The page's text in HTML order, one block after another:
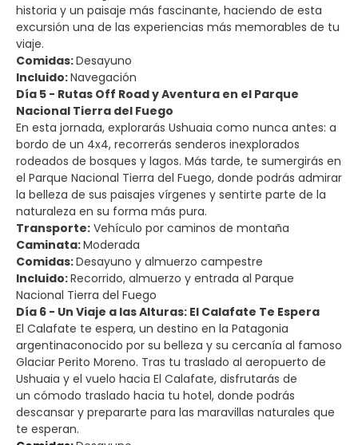
historia y un paisaje más fascinante, haciendo de esta
excursión una de las experiencias más memorables de tu
viaje.
Comidas:Desayuno
Incluido:Navegación
Día 5 - Rutas Off Road y Aventura en el Parque
Nacional Tierra del Fuego
En esta jornada, explorarás Ushuaia como nunca antes: a
bordo de un 4x4, recorrerás senderos inexplorados
rodeados de bosques y lagos. Más tarde, te sumergirás en
el Parque Nacional Tierra del Fuego, donde podrás admirar
la belleza de sus paisajes vírgenes y sentirte parte de la
naturaleza en su forma más pura.
Transporte: Vehículo por caminos de montaña
Caminata:Moderada
Comidas:Desayuno y almuerzo campestre
Incluido:Recorrido, almuerzo y entrada al Parque
Nacional Tierra del Fuego
Día 6 - Un Viaje a las Alturas: El Calafate Te Espera
El Calafate te espera, un destino en la Patagonia
argentinaconocido por su belleza y su cercanía al famoso
Glaciar Perito Moreno. Tras tu traslado al aeropuerto de
Ushuaia y el vuelo hacia El Calafate, disfrutarás de
un cómodo traslado hacia tu hotel, donde podrás
descansar y prepararte para las maravillas naturales que
te esperan.